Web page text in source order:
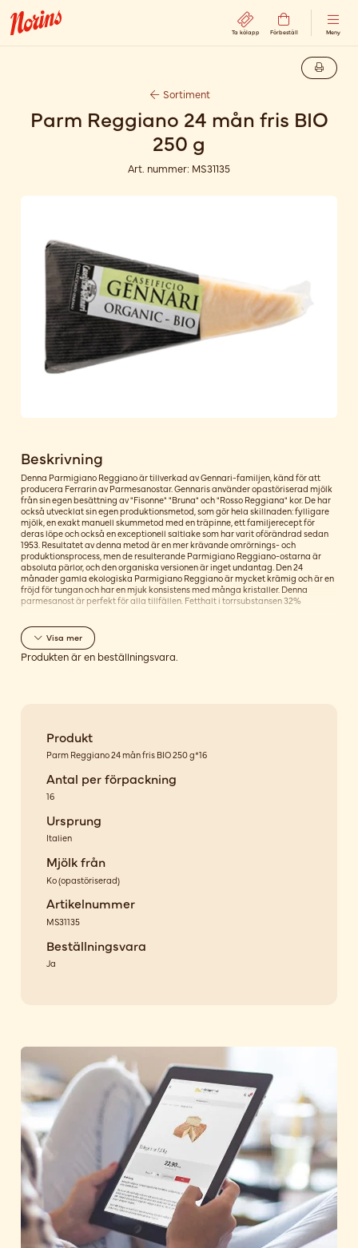
Ta kölapp Förbeställ Meny
Sortiment
Parm Reggiano 24 mån fris BIO
250 g
Art. nummer: MS31135
Beskrivning
Denna Parmigiano Reggiano är tillverkad av Gennari-familjen, känd för att
producera Ferrarin av Parmesanostar. Gennaris använder opastöriserad mjölk
från sin egen besättning av "Fisonne" "Bruna" och "Rosso Reggiana" kor. De har
också utvecklat sin egen produktionsmetod, som gör hela skillnaden: fylligare
mjölk, en exakt manuell skummetod med en träpinne, ett familjerecept för
deras löpe och också en exceptionell saltlake som har varit oförändrad sedan
1953. Resultatet av denna metod är en mer krävande omrörnings- och
produktionsprocess, men de resulterande Parmigiano Reggiano-ostarna är
absoluta pärlor, och den organiska versionen är inget undantag. Den 24
månader gamla ekologiska Parmigiano Reggiano är mycket krämig och är en
fröjd för tungan och har en mjuk konsistens med många kristaller. Denna
parmesanost är perfekt för alla tillfällen. Fetthalt i torrsubstansen 32%
Visamer
Produkten är en beställningsvara.
Produkt
Parm Reggiano 24 mån fris BIO 250 g*16
Antal per förpackning
16
Ursprung
Italien
Mjölk från
Ko(opastöriserad)
Artikelnummer
MS31135
Beställningsvara
Ja